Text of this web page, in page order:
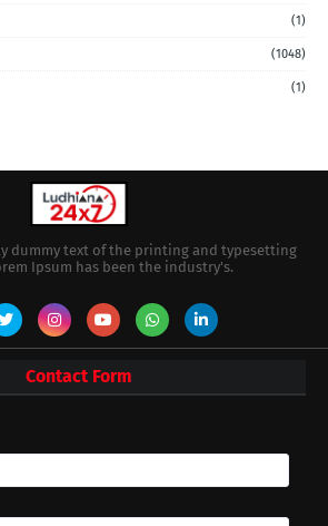
(1)
(1048)
(1)
dummy text of the printing and typesetting
Ipsum has been the industry's.
Contact Form